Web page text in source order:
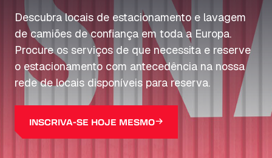
Descubra locais de estacionamento e lavagem
de camiões de confiança em toda a Europa.
Procure os serviços de que necessita e reserve
o estacionamento com antecedência na nossa
rede de locais disponíveis para reserva.
INSCRIVA-SE HOJE MESMO